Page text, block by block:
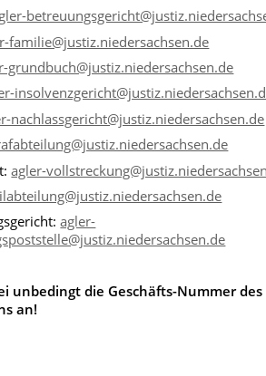
familie@justiz.niedersachsen.de
grundbuch@justiz.niedersachsen.de
nachlassgericht@justiz.niedersachsen.de
agler-
agler-
unbedingt die Geschäfts-Nummer des
an!